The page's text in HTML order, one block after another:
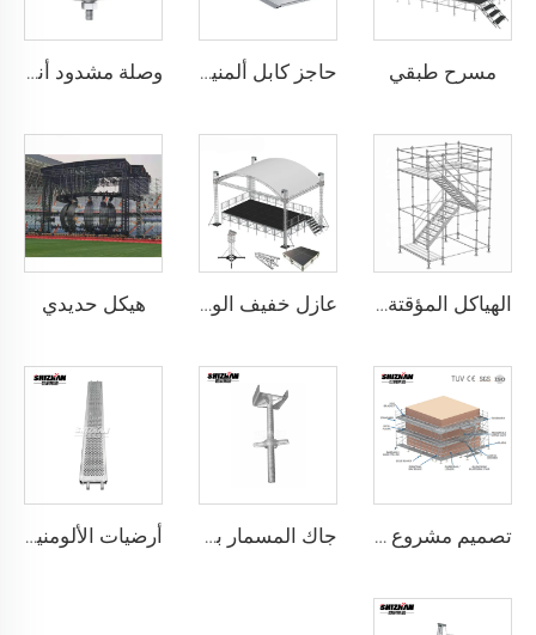
مسرح طبقي حاجز كابل ألمنيومي وصلة مشدود أنبوبية حلزونية من الألومنيوم الأسود والفضي، تركيب عرض نظام المشدود، مشبك ألومنيوم
الهياكل المؤقتة ذات الطبقة الألومنيومية عازل خفيف الوزن ومقاوم للتآكل من الألومنيوم لعرض الفعاليات، عرض إضاءة الزفاف بالألومنيوم، منتج مطلوب بشدة هيكل حديدي
تصميم مشروع نظام سقالات البناء جاك المسمار برأس على شكل U أرضيات الألومنيوم للسقالات